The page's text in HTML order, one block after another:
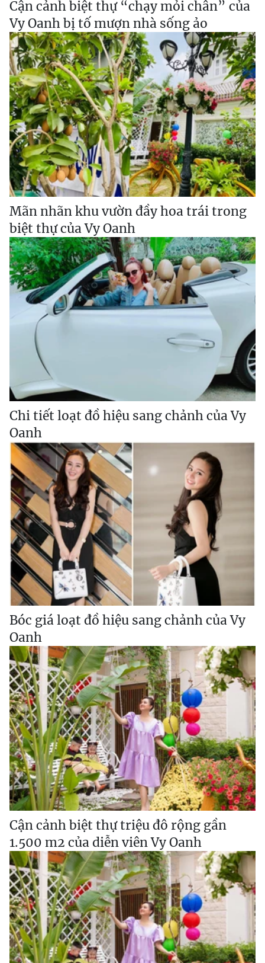
Cận cảnh biệt thự “chạy mỏi chân” của
Vy Oanh bị tố mượn nhà sống ảo
Mãn nhãn khu vườn đầy hoa trái trong
biệt thự của Vy Oanh
Chi tiết loạt đồ hiệu sang chảnh của Vy
Oanh
Bóc giá loạt đồ hiệu sang chảnh của Vy
Oanh
Cận cảnh biệt thự triệu đô rộng gần
1.500 m2 của diễn viên Vy Oanh